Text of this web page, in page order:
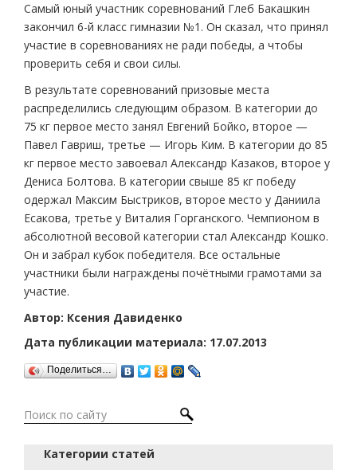
Самый юный участник соревнований Глеб Бакашкин
закончил 6-й класс гимназии №1. Он сказал, что принял
участие в соревнованиях не ради победы, а чтобы
проверить себя и свои силы.
В результате соревнований призовые места
распределились следующим образом. В категории до
75 кг первое место занял Евгений Бойко, второе —
Павел Гавриш, третье — Игорь Ким. В категории до 85
кг первое место завоевал Александр Казаков, второе у
Дениса Болтова. В категории свыше 85 кг победу
одержал Максим Быстриков, второе место у Даниила
Есакова, третье у Виталия Горганского. Чемпионом в
абсолютной весовой категории стал Александр Кошко.
Он и забрал кубок победителя. Все остальные
участники были награждены почётными грамотами за
участие.
Автор: Ксения Давиденко
Дата публикации материала: 17.07.2013
Поделиться…
Категории статей